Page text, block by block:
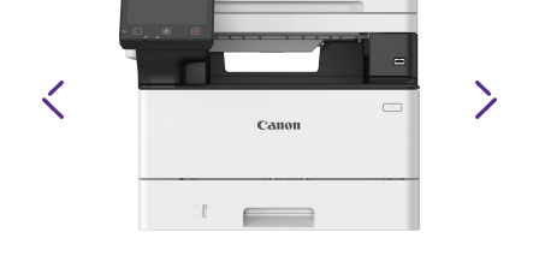
Previous Next